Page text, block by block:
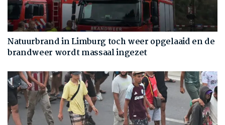
Natuurbrand in Limburg toch weer opgelaaid en de
brandweer wordt massaal ingezet